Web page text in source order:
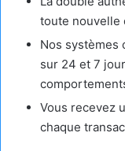
toute nouvelle
Nos systèmes
sur 24 et 7
Vous recevez
chaque